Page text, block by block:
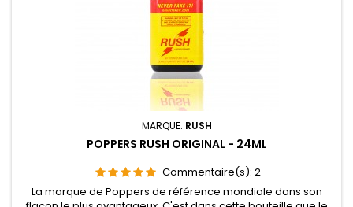
MARQUE: RUSH
POPPERS RUSH ORIGINAL - 24ML
Commentaire(s): 2
La marque de Poppers de référence mondiale dans son